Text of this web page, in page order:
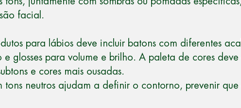
facial.
para lábios deve incluir batons com diferentes
glosses para volume e brilho. A paleta de cores deve
e cores mais ousadas.
tons neutros ajudam a definir o contorno, prevenir